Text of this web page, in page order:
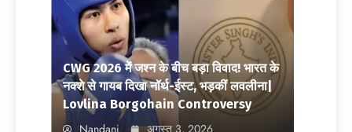
CWG 2026 में जश्न के बीच बड़ा विवाद! भारत के
नक्शे से गायब दिखा नॉर्थ-ईस्ट, भड़कीं लवलीना|
Lovlina Borgohain Controversy